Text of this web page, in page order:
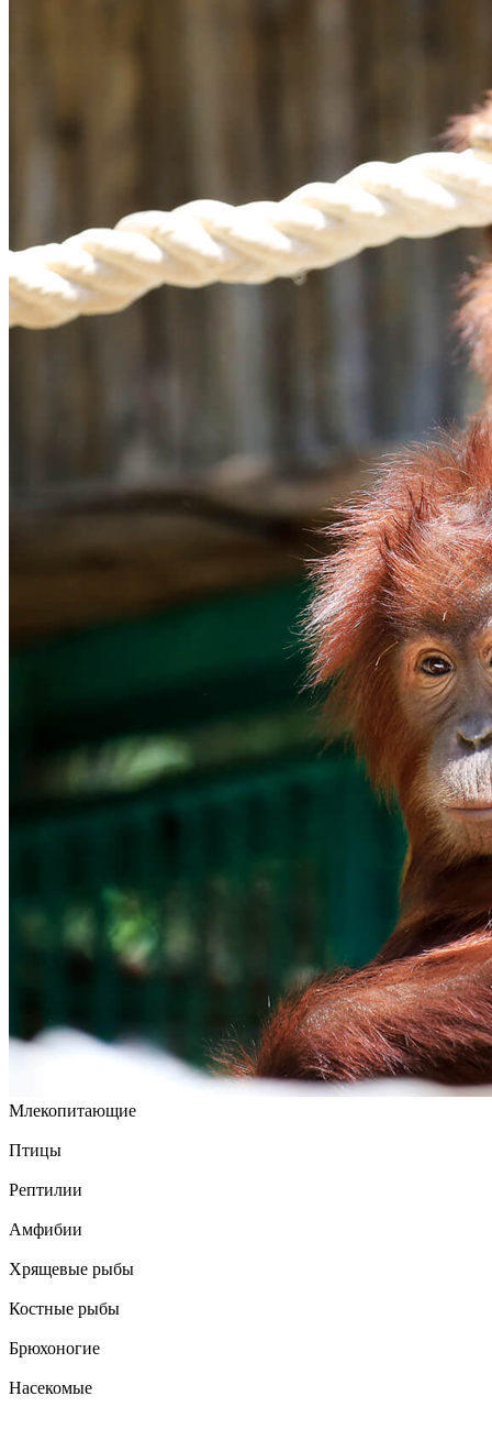
Млекопитающие
Птицы
Рептилии
Амфибии
Хрящевые рыбы
Костные рыбы
Брюхоногие
Насекомые